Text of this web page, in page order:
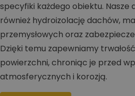
specyfiki każdego obiektu. Nasze
również hydroizolację dachów,
przemysłowych oraz
Dzięki temu zapewniamy
powierzchni, chroniąc je przed
atmosferycznych i korozją.